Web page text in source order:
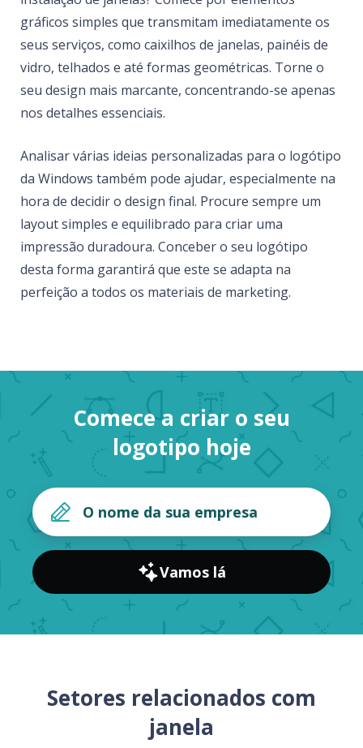
gráficos simples que transmitam imediatamente os
seus serviços, como caixilhos de janelas, painéis de
vidro, telhados e até formas geométricas. Torne o
seu design mais marcante, concentrando-se apenas
nos detalhes essenciais.
Analisar várias ideias personalizadas para o logótipo
da Windows também pode ajudar, especialmente na
hora de decidir o design final. Procure sempre um
layout simples e equilibrado para criar uma
impressão duradoura. Conceber o seu logótipo
desta forma garantirá que este se adapta na
perfeição a todos os materiais de marketing.
Comece a criar o seu
logotipo hoje
Vamos lá
Setores relacionados com
janela